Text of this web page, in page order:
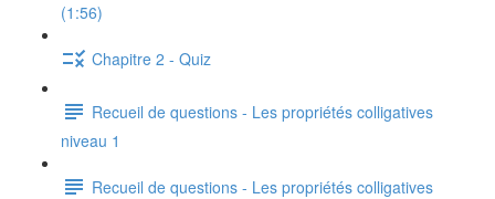
(1:56)
Chapitre 2 - Quiz
Recueil de questions - Les propriétés colligatives
niveau 1
Recueil de questions - Les propriétés colligatives